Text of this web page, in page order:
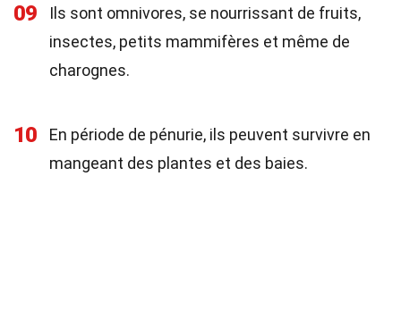
09
Ils sont omnivores, se nourrissant de fruits,
insectes, petits mammifères et même de
charognes.
10
En période de pénurie, ils peuvent survivre en
mangeant des plantes et des baies.